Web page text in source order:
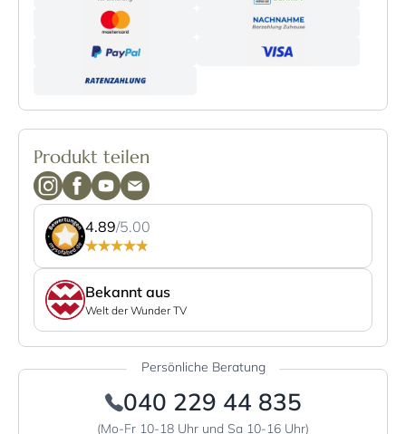
Produkt teilen
4.89/5.00
Bekannt aus
Welt der Wunder TV
Persönliche Beratung
040 229 44 835
(Mo-Fr 10-18 Uhr und Sa 10-16 Uhr)